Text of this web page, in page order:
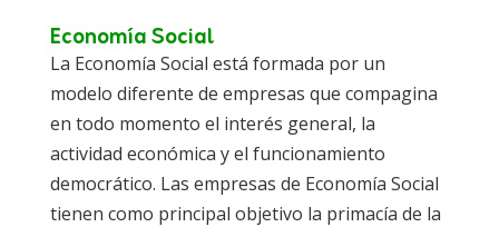
Economía Social
La Economía Social está formada por un
modelo diferente de empresas que compagina
en todo momento el interés general, la
actividad económica y el funcionamiento
democrático. Las empresas de Economía Social
tienen como principal objetivo la primacía de la